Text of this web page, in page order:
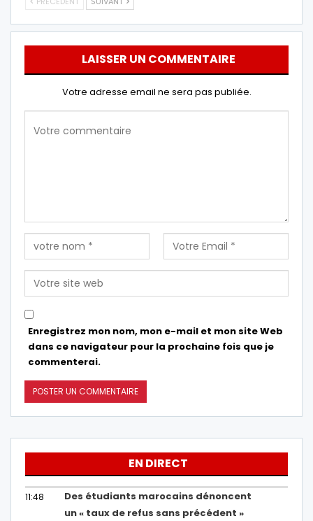
LAISSER UN COMMENTAIRE
Votre adresse email ne sera pas publiée.
Enregistrez mon nom, mon e-mail et mon site Web
dans ce navigateur pour la prochaine fois que je
commenterai.
EN DIRECT
11:48
Des étudiants marocains dénoncent
un « taux de refus sans précédent »